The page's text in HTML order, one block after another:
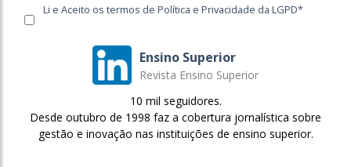
Li e Aceito os termos de Política e Privacidade da LGPD*
Ensino Superior
Revista Ensino Superior
10 mil seguidores.
Desde outubro de 1998 faz a cobertura jornalística sobre
gestão e inovação nas instituições de ensino superior.